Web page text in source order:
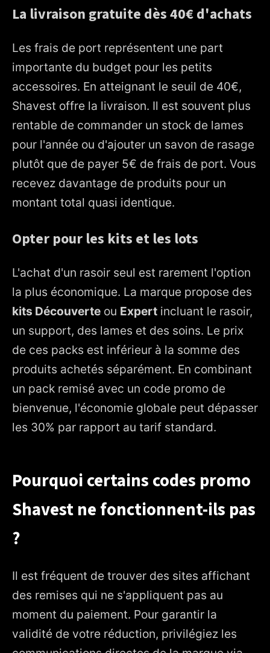
La livraison gratuite dès 40€ d'achats
Les frais de port représentent une part
importante du budget pour les petits
accessoires. En atteignant le seuil de 40€,
Shavest offre la livraison. Il est souvent plus
rentable de commander un stock de lames
pour l'année ou d'ajouter un savon de rasage
plutôt que de payer 5€ de frais de port. Vous
recevez davantage de produits pour un
montant total quasi identique.
Opter pour les kits et les lots
L'achat d'un rasoir seul est rarement l'option
la plus économique. La marque propose des
kits Découverte ou Expert incluant le rasoir,
un support, des lames et des soins. Le prix
de ces packs est inférieur à la somme des
produits achetés séparément. En combinant
un pack remisé avec un code promo de
bienvenue, l'économie globale peut dépasser
les 30% par rapport au tarif standard.
Pourquoi certains codes promo
Shavest ne fonctionnent-ils pas
?
Il est fréquent de trouver des sites affichant
des remises qui ne s'appliquent pas au
moment du paiement. Pour garantir la
validité de votre réduction, privilégiez les